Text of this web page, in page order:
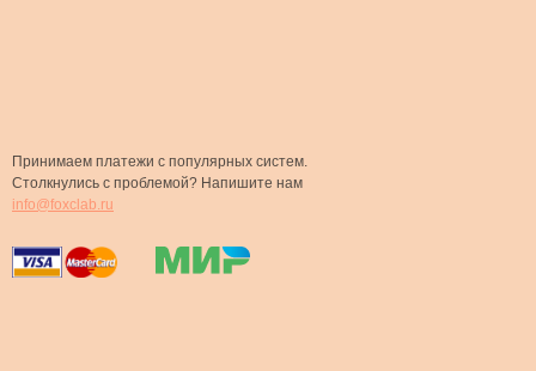
Принимаем платежи с популярных систем.
Столкнулись с проблемой? Напишите нам
info@foxclab.ru